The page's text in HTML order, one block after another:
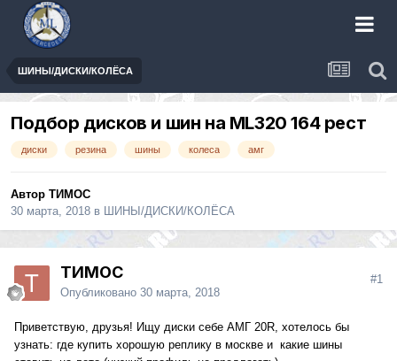
ШИНЫ/ДИСКИ/КОЛЁСА
Подбор дисков и шин на ML320 164 рест
диски резина шины колеса амг
Автор ТИМОС
30 марта, 2018 в ШИНЫ/ДИСКИ/КОЛЁСА
ТИМОС
Опубликовано 30 марта, 2018
#1
Приветствую, друзья! Ищу диски себе АМГ 20R, хотелось бы
узнать: где купить хорошую реплику в москве и какие шины